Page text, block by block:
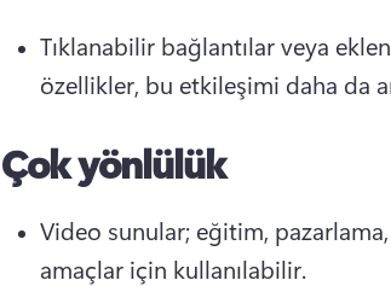
Tıklanabilir bağlantılar veya
özellikler, bu etkileşimi daha da
Çok yönlülük
Video sunular; eğitim,
amaçlar için kullanılabilir.